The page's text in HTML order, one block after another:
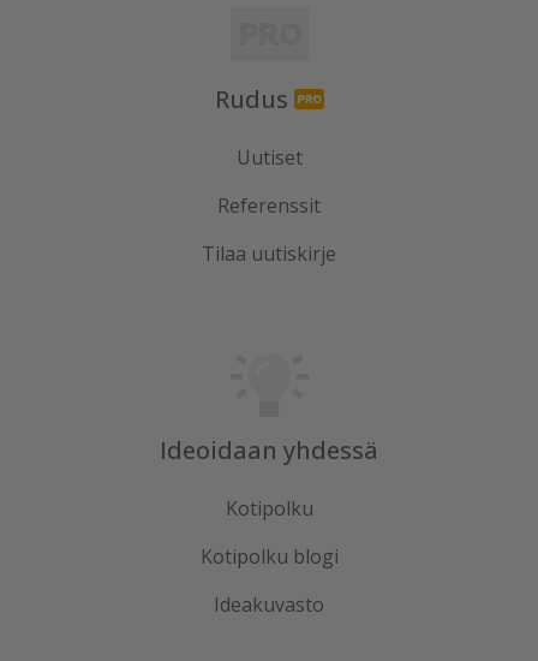
Rudus
Uutiset
Referenssit
Tilaa uutiskirje
Ideoidaan yhdessä
Kotipolku
Kotipolku blogi
Ideakuvasto